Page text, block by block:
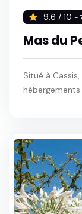
9.6 / 10 -
Mas du
Situé à
hébergements